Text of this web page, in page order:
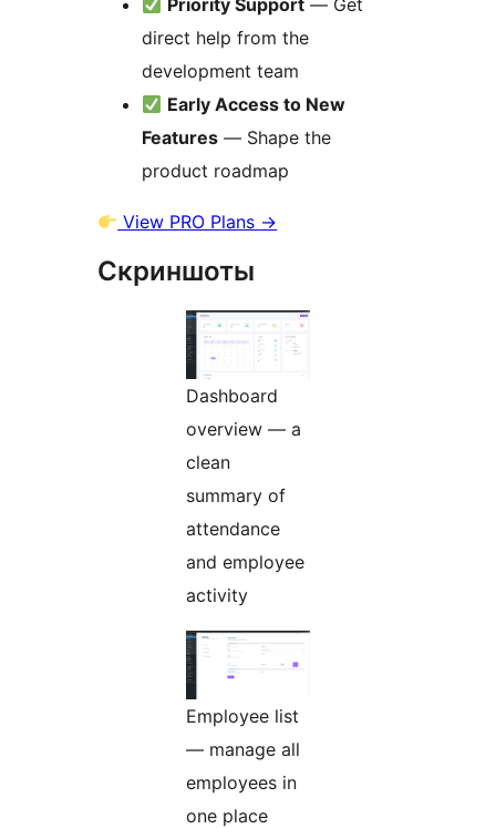
Priority Support — Get
direct help from the
development team
Early Access to New
Features — Shape the
product roadmap
View PRO Plans →
Скриншоты
Dashboard
overview — a
clean
summary of
attendance
and employee
activity
Employee list
— manage all
employees in
one place